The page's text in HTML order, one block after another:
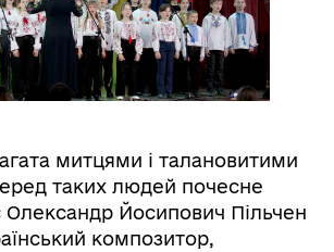
митцями і талановитими
таких людей почесне
Олександр Йосипович Пільчен
композитор,